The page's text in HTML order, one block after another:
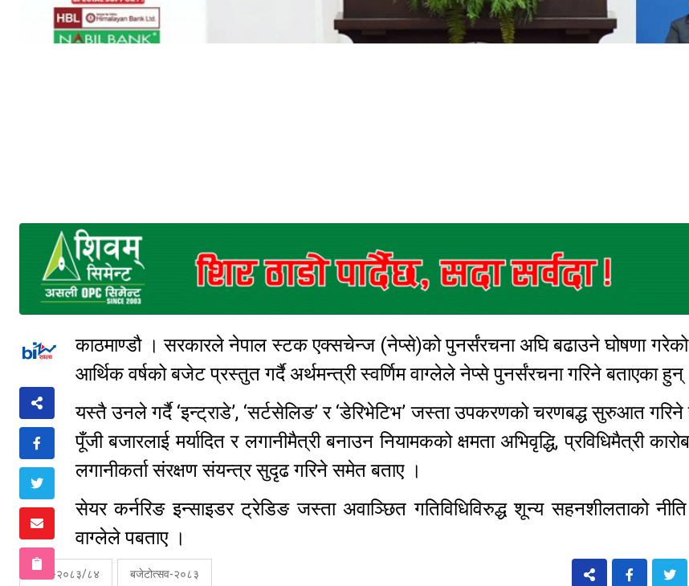
काठमाण्डौ । सरकारले नेपाल स्टक एक्सचेन्ज (नेप्से)को पुनर्संरचना अघि बढाउने घोषणा
आर्थिक वर्षको बजेट प्रस्तुत गर्दै अर्थमन्त्री स्वर्णिम वाग्लेले नेप्से पुनर्संरचना गरिने बताएका हुन्
यस्तै उनले गर्दै ‘इन्ट्राडे’, ‘सर्टसेलिङ’ र ‘डेरिभेटिभ’ जस्ता उपकरणको चरणबद्ध सुरुआत
पूँजी बजारलाई मर्यादित र लगानीमैत्री बनाउन नियामकको क्षमता अभिवृद्धि, प्रविधिमैत्री
लगानीकर्ता संरक्षण संयन्त्र सुदृढ गरिने समेत बताए ।
सेयर कर्नरिङ इन्साइडर ट्रेडिङ जस्ता अवाञ्छित गतिविधिविरुद्ध शून्य सहनशीलताको
वाग्लेले पबताए ।
बजेट-२०८३/८४ बजेटोत्सव-२०८३